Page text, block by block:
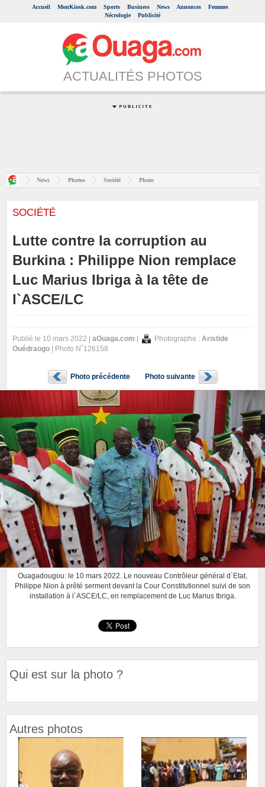
Accueil MonKiosk.com Sports Business News Annonces
Femmes
Nécrologie
Publicité
ACTUALITÉS PHOTOS
News Photos Société Photo
SOCIÉTÉ
Lutte contre la corruption au
Burkina : Philippe Nion remplace
Luc Marius Ibriga à la tête de
l`ASCE/LC
Publié le 10 mars 2022 | aOuaga.com Photographe : Aristide
Ouédraogo | Photo N˚126158
Photo précédente Photo suivante
Ouagadougou: le 10 mars 2022. Le nouveau Contrôleur général d`Etat,
Philippe Nion à prêté serment devant la Cour Constitutionnel suivi de son
installation à l`ASCE/LC, en remplacement de Luc Marius Ibriga.
Qui est sur la photo ?
Autres photos